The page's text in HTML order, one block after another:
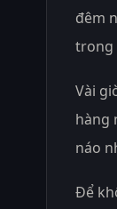
đêm
trong
Vài
hàng
náo
Để